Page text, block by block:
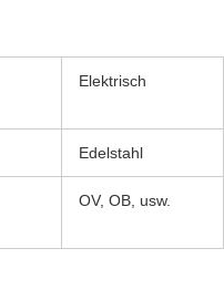
Elektrisch
Edelstahl
OV, OB, usw.